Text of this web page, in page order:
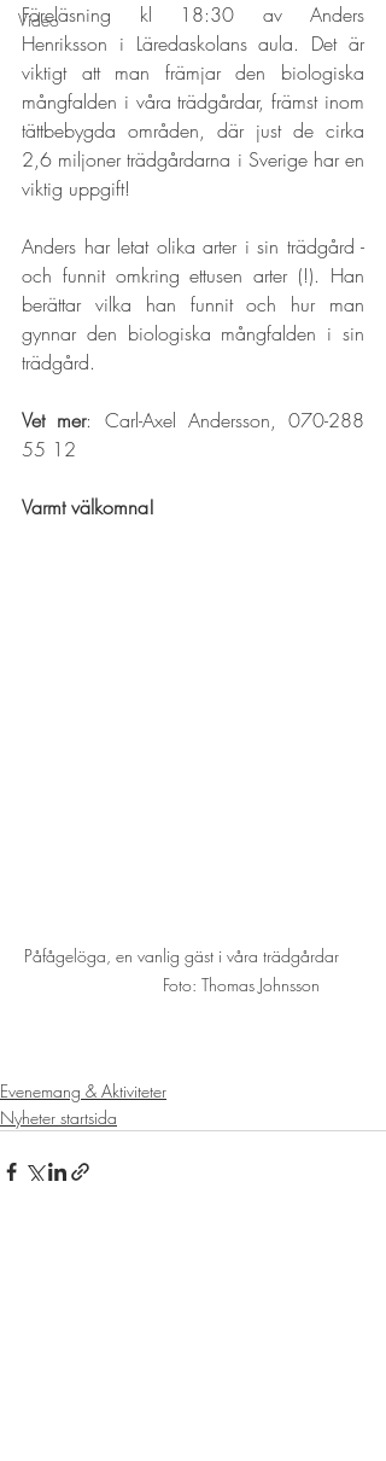
Video
Föreläsning kl 18:30 av Anders
Henriksson i Läredaskolans aula. Det är
viktigt att man främjar den biologiska
mångfalden i våra trädgårdar, främst inom
tättbebygda områden, där just de cirka
2,6 miljoner trädgårdarna i Sverige har en
viktig uppgift!
Anders har letat olika arter i sin trädgård -
och funnit omkring ettusen arter (!). Han
berättar vilka han funnit och hur man
gynnar den biologiska mångfalden i sin
trädgård.
Vet mer: Carl-Axel Andersson, 070-288
55 12
Varmt välkomna!
Påfågelöga, en vanlig gäst i våra trädgårdar
                    Foto: Thomas Johnsson
Evenemang & Aktiviteter
Nyheter startsida